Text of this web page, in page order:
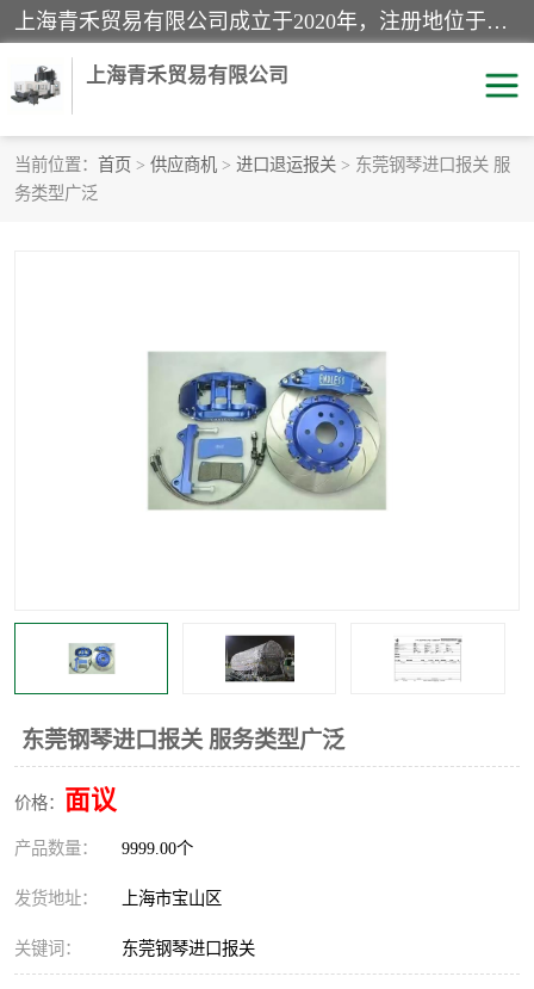
上海青禾贸易有限公司成立于2020年，注册地位于上海市宝山区。经营范围包括：机械设备、五金制品、劳防用品、电子产品、塑胶制品、家具、模具、纺织品、仪器仪表、建筑材料、装饰材料、化工产品、金属制品、机车配件等货物进出口报关、清关服务。
上海青禾贸易有限公司
当前位置： 首页 > 供应商机 > 进口退运报关 > 东莞钢琴进口报关 服
务类型广泛
东莞钢琴进口报关 服务类型广泛
价格： 面议
产品数量： 9999.00个
发货地址： 上海市宝山区
关键词： 东莞钢琴进口报关
酒类饮料报关
机床进口清关